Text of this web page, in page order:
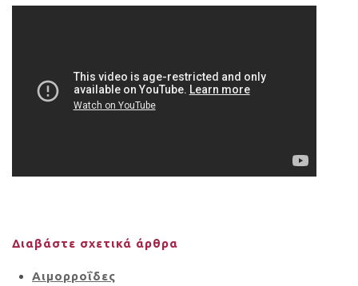
Διαβάστε σχετικά άρθρα
Αιμορροΐδες